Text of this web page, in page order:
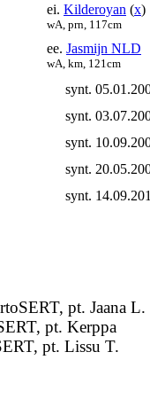
ei. Kilderoyan (x)
wA, prn, 117cm
ee. Jasmijn NLD
wA, km, 121cm
synt.
synt.
synt.
synt.
synt.
pt. Jaana L.
pt. Kerppa
pt. Lissu T.